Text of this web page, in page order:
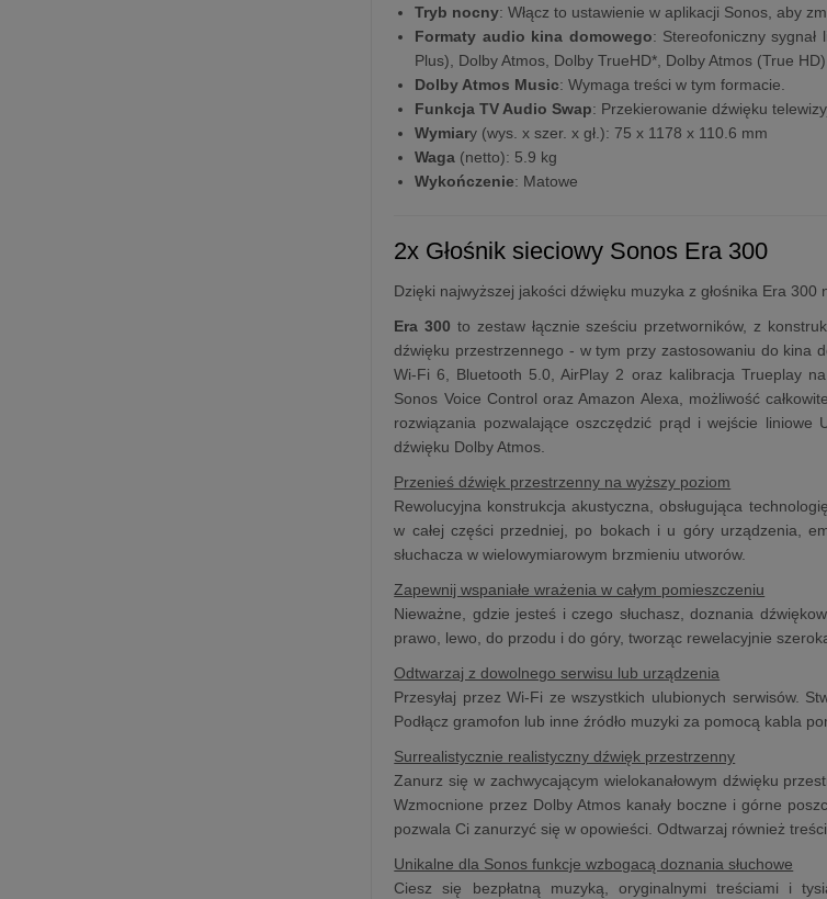
Tryb nocny: Włącz to ustawienie w aplikacji Sonos, aby
Formaty audio kina domowego: Stereofoniczny
Plus), Dolby Atmos, Dolby TrueHD*, Dolby Atmos (True
Dolby Atmos Music: Wymaga treści w tym formacie.
Funkcja TV Audio Swap: Przekierowanie dźwięku
Wymiary (wys. x szer. x gł.): 75 x 1178 x 110.6 mm
Waga (netto): 5.9 kg
Wykończenie: Matowe
2x Głośnik sieciowy Sonos Era 300
Dzięki najwyższej jakości dźwięku muzyka z głośnika Era
Era 300 to zestaw łącznie sześciu przetworników, z
dźwięku przestrzennego - w tym przy zastosowaniu do kina
Wi-Fi 6, Bluetooth 5.0, AirPlay 2 oraz kalibracja Trueplay
Sonos Voice Control oraz Amazon Alexa, możliwość
rozwiązania pozwalające oszczędzić prąd i wejście liniowe
dźwięku Dolby Atmos.
Przenieś dźwięk przestrzenny na wyższy poziom
Rewolucyjna konstrukcja akustyczna, obsługująca
w całej części przedniej, po bokach i u góry urządzenia,
słuchacza w wielowymiarowym brzmieniu utworów.
Zapewnij wspaniałe wrażenia w całym pomieszczeniu
Nieważne, gdzie jesteś i czego słuchasz, doznania
prawo, lewo, do przodu i do góry, tworząc rewelacyjnie
Odtwarzaj z dowolnego serwisu lub urządzenia
Przesyłaj przez Wi-Fi ze wszystkich ulubionych serwisów.
Podłącz gramofon lub inne źródło muzyki za pomocą kabla
Surrealistycznie realistyczny dźwięk przestrzenny
Zanurz się w zachwycającym wielokanałowym dźwięku
Wzmocnione przez Dolby Atmos kanały boczne i górne
pozwala Ci zanurzyć się w opowieści. Odtwarzaj również
Unikalne dla Sonos funkcje wzbogacą doznania słuchowe
Ciesz się bezpłatną muzyką, oryginalnymi treściami i